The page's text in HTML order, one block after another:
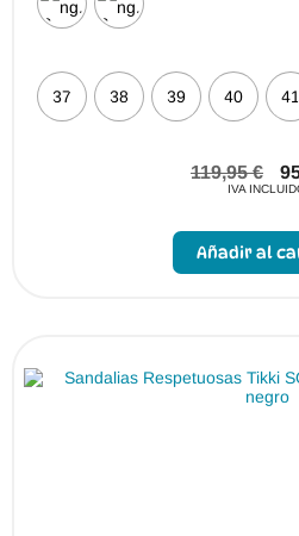
37 38 39 40 41
119,95€
IVA
Añadir al